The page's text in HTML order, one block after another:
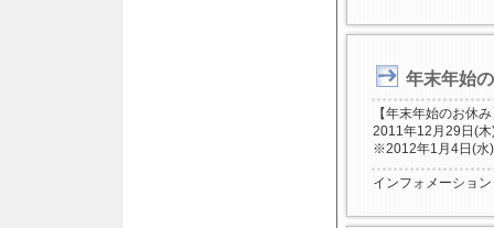
年末年始
【年末年始のお休
2011年12月29日(
※2012年1月4日(水
インフォメーション